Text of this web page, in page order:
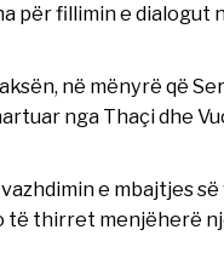
për fillimin e dialogut
në mënyrë që
nga Thaçi dhe
e mbajtjes
të thirret menjëherë